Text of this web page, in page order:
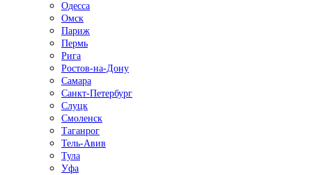
Одесса
Омск
Париж
Пермь
Рига
Ростов-на-Дону
Самара
Санкт-Петербург
Слуцк
Смоленск
Таганрог
Тель-Авив
Тула
Уфа